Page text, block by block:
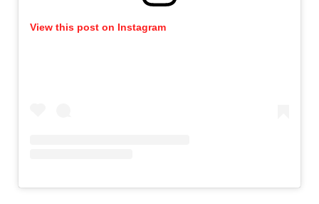
View this post on Instagram